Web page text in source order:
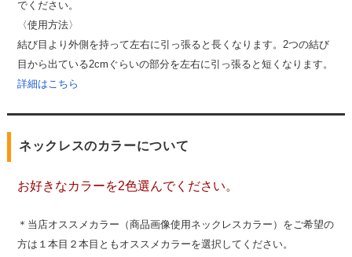
でください。
〈使用方法〉
結び目より外側を持って左右に引っ張ると長くなります。2つの結び
目から出ている2cmぐらいの部分を左右に引っ張ると短くなります。
詳細はこちら
ネックレスのカラーについて
お好きなカラーを2色選んでください。
＊当店オススメカラー（商品画像使用ネックレスカラー）をご希望の
方は１本目２本目ともオススメカラーを選択してください。